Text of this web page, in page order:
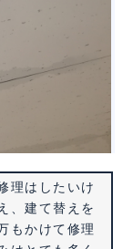
理はしたいけ
、建て替えを
もかけて修理